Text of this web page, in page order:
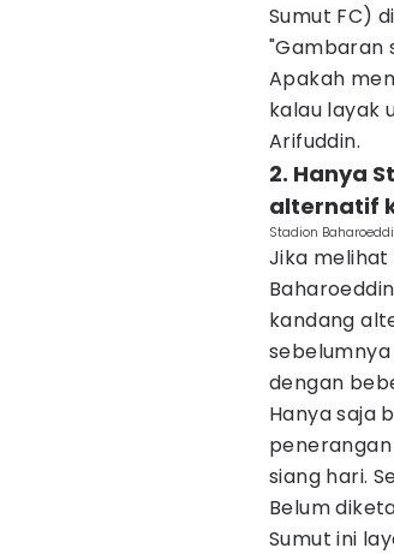
Sumut FC)
"Gambaran
Apakah
kalau layak
Arifuddin.
2. Hanya
alternatif
Stadion
Jika melihat
kandang
sebelumnya
dengan
Hanya saja
siang hari.
Belum
Sumut ini